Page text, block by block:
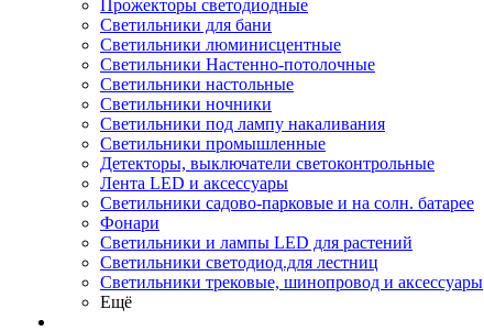
Прожекторы светодиодные
Светильники для бани
Светильники люминисцентные
Светильники Настенно-потолочные
Светильники настольные
Светильники ночники
Светильники под лампу накаливания
Светильники промышленные
Детекторы, выключатели светоконтрольные
Лента LED и аксессуары
Светильники садово-парковые и на солн. батарее
Фонари
Светильники и лампы LED для растений
Светильники светодиод.для лестниц
Светильники трековые, шинопровод и аксессуары
Ещё